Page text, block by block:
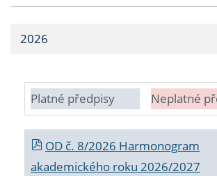
2026
Platné předpisy Neplatné
OD č. 8/2026 Harmonogram
akademického roku 2026/2027